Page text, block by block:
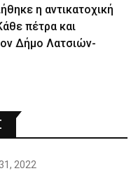
η αντικατοχική
πέτρα και
Δήμο Λατσιών-
2022